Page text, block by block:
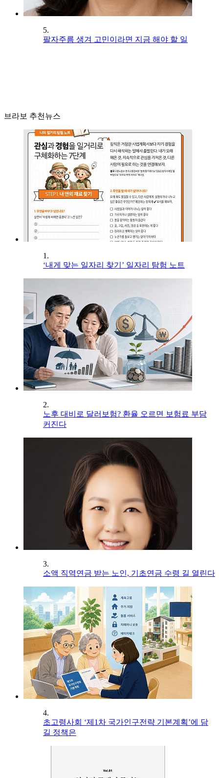
5.
팔자주름 생겨 고민이라면 지금 해야 할 일
브라보 추천뉴스
1.
‘내게 맞는 일자리 찾기’ 일자리 탐험 노트
2.
노후 대비로 달러보험? 환율 오르면 보험료 부담
커진다
3.
소액 직역연금 받는 노인, 기초연금 수령 길 열린다
4.
초고령사회 ‘제1차 국가인구전략 기본계획’에 담
길 정책은